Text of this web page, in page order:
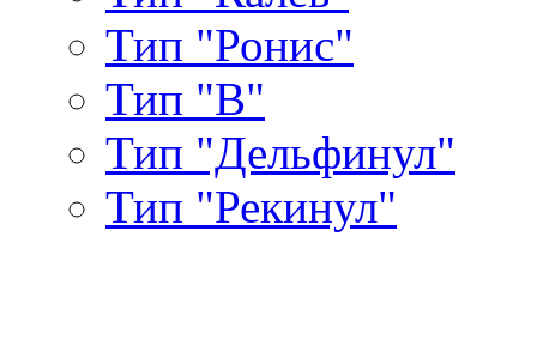
Тип "Ронис"
Тип "В"
Тип "Дельфинул"
Тип "Рекинул"